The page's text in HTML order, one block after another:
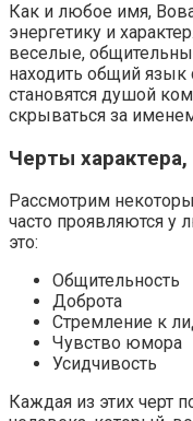
Как и любое имя,
энергетику и
веселые,
находить общий
становятся душой
скрываться за
Черты
Рассмотрим
часто проявляются
это:
Общительность
Доброта
Стремление к
Чувство юмора
Усидчивость
Каждая из этих черт